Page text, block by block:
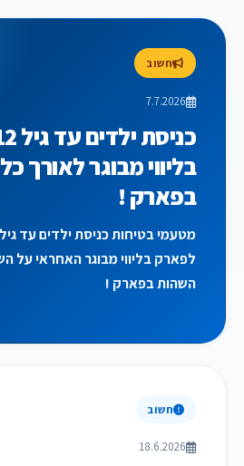
חשוב
7.7.2026
בליווי מבוגר לאורך
בפארק !
לפארק בליווי מבוגר האחראי על
השהות בפארק !
חשוב
18.6.2026